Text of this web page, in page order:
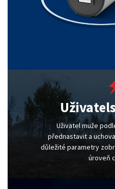
Uživatel muže
přednastavit a
důležité parametry
úroveň